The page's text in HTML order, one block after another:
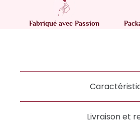
Fabriqué avec Passion
Livraison et